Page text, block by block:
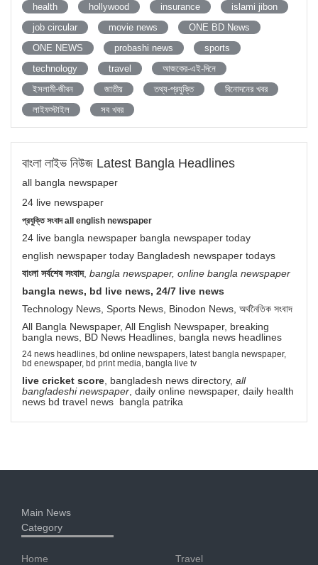
health
hollywood insurance
islami jibon
job circular
movie news
ONE BD News
ONE NEWS
probashi news
sports
technology
travel
আজকের-এই-দিনে
ইসলামী-জীবন
জাতীয় তথ্য-প্রযুক্তি
বিনোদনের খবর
লাইফস্টাইল
সব খবর
বাংলা লাইভ নিউজ Latest Bangla Headlines
all bangla newspaper
24 live newspaper
প্রযুক্তি সংবাদ all english newspaper
24 live bangla newspaper bangla newspaper today
english newspaper today Bangladesh newspaper todays
বাংলা সর্বশেষ সংবাদ, bangla newspaper, online bangla newspaper
bangla news, bd live news, 24/7 live news
Technology News, Sports News, Binodon News, অর্থনৈতিক সংবাদ
All Bangla Newspaper, All English Newspaper, breaking
bangla news, BD News Headlines, bangla news headlines
24 news headlines, bd online newspapers, latest bangla newspaper,
bd enewspaper, bd print media, bangla live tv
live cricket score , bangladesh news directory, all
bangladeshi newspaper , daily online newspaper, daily health
news bd travel news bangla patrika
Main News
Category
Home
Travel